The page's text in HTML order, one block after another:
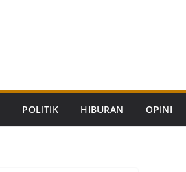
POLITIK HIBURAN OPINI